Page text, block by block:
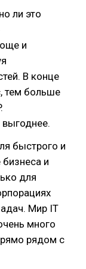
ли это
и
В конце
тем больше
быстрого и
и
для
Мир IT
много
рядом с